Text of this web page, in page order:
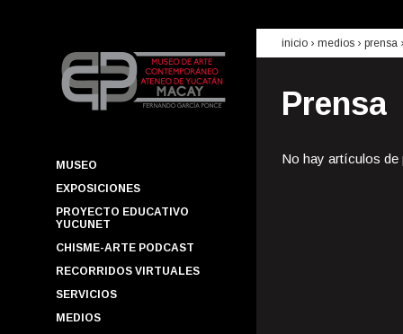
MUSEO
EXPOSICIONES
PROYECTO EDUCATIVO
YUCUNET
CHISME-ARTE PODCAST
RECORRIDOS VIRTUALES
SERVICIOS
MEDIOS
inicio › medios › prensa
Prensa
No hay artículos de